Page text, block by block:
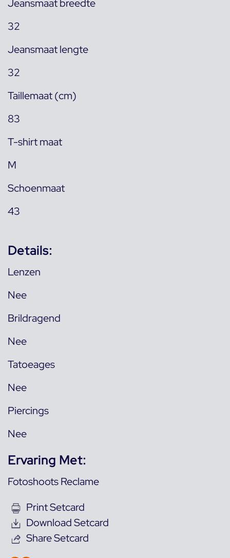
Jeansmaat breedte
32
Jeansmaat lengte
32
Taillemaat (cm)
83
T-shirt maat
M
Schoenmaat
43
Details:
Lenzen
Nee
Brildragend
Nee
Tatoeages
Nee
Piercings
Nee
Ervaring Met:
Fotoshoots Reclame
Print Setcard
Download Setcard
Share Setcard